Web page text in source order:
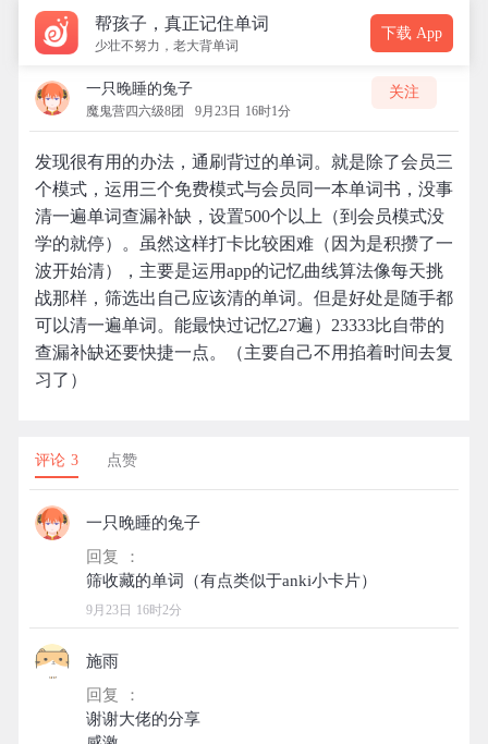
帮孩子，真正记住单词
少壮不努力，老大背单词
下载 App
一只晚睡的兔子
魔鬼营四六级8团 9月23日 16时1分
关注
发现很有用的办法，通刷背过的单词。就是除了会员三
个模式，运用三个免费模式与会员同一本单词书，没事
清一遍单词查漏补缺，设置500个以上（到会员模式没
学的就停）。虽然这样打卡比较困难（因为是积攒了一
波开始清），主要是运用app的记忆曲线算法像每天挑
战那样，筛选出自己应该清的单词。但是好处是随手都
可以清一遍单词。能最快过记忆27遍）23333比自带的
查漏补缺还要快捷一点。（主要自己不用掐着时间去复
习了）
评论 3 点赞
一只晚睡的兔子
回复 ：
9月23日 16时2分
施雨
回复 ：
谢谢大佬的分享